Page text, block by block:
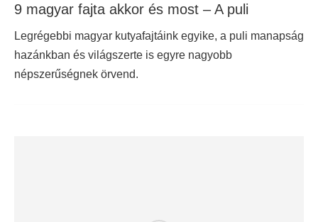
9 magyar fajta akkor és most – A puli
Legrégebbi magyar kutyafajtáink egyike, a puli manapság
hazánkban és világszerte is egyre nagyobb
népszerűségnek örvend.